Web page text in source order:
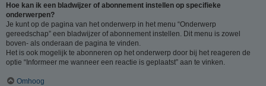
Hoe kan ik een bladwijzer of abonnement instellen op specifieke
onderwerpen?
Je kunt op de pagina van het onderwerp in het menu “Onderwerp
gereedschap” een bladwijzer of abonnement instellen. Dit menu is zowel
boven- als onderaan de pagina te vinden.
Het is ook mogelijk te abonneren op het onderwerp door bij het reageren de
optie “Informeer me wanneer een reactie is geplaatst” aan te vinken.
Omhoog